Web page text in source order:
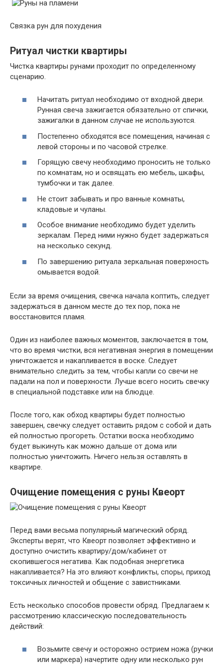
Связка рун для похудения
Ритуал чистки квартиры
Чистка квартиры рунами проходит по определенному
сценарию.
Начитать ритуал необходимо от входной двери.
Рунная свеча зажигается обязательно от спички,
зажигалки в данном случае не используются.
Постепенно обходятся все помещения, начиная с
левой стороны и по часовой стрелке.
Горящую свечу необходимо проносить не только
по комнатам, но и освящать ею мебель, шкафы,
тумбочки и так далее.
Не стоит забывать и про ванные комнаты,
кладовые и чуланы.
Особое внимание необходимо будет уделить
зеркалам. Перед ними нужно будет задержаться
на несколько секунд.
По завершению ритуала зеркальная поверхность
омывается водой.
Если за время очищения, свечка начала коптить, следует
задержаться в данном месте до тех пор, пока не
восстановится пламя.
Один из наиболее важных моментов, заключается в том,
что во время чистки, вся негативная энергия в помещении
уничтожается и накапливается в воске. Следует
внимательно следить за тем, чтобы капли со свечи не
падали на пол и поверхности. Лучше всего носить свечку
в специальной подставке или на блюдце.
После того, как обход квартиры будет полностью
завершен, свечку следует оставить рядом с собой и дать
ей полностью прогореть. Остатки воска необходимо
будет выкинуть как можно дальше от дома или
полностью уничтожить. Ничего нельзя оставлять в
квартире.
Очищение помещения с руны Квеорт
Перед вами весьма популярный магический обряд.
Эксперты верят, что Квеорт позволяет эффективно и
доступно очистить квартиру/дом/кабинет от
скопившегося негатива. Как подобная энергетика
накапливается? На это влияют конфликты, споры, приход
токсичных личностей и общение с завистниками.
Есть несколько способов провести обряд. Предлагаем к
рассмотрению классическую последовательность
действий:
Возьмите свечу и осторожно острием ножа (ручки
или маркера) начертите одну или несколько рун